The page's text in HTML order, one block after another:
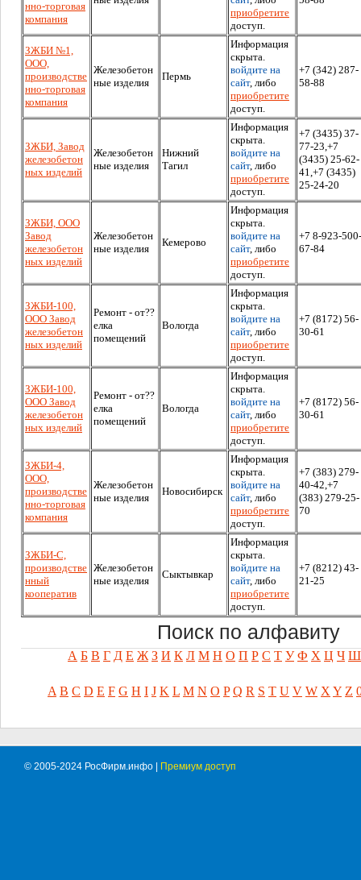
нно-торговая
компания
приобретите
доступ.
ЗЖБИ №1,
ООО,
производстве
нно-торговая
компания
Железобетон
ные изделия
Пермь
Информация
скрыта.
войдите на
сайт, либо
приобретите
доступ.
+7 (342) 287-
58-88
ЗЖБИ, Завод
железобетон
ных изделий
Железобетон
ные изделия
Нижний
Тагил
Информация
скрыта.
войдите на
сайт, либо
приобретите
доступ.
+7 (3435) 37-
77-23,+7
(3435) 25-62-
41,+7 (3435)
25-24-20
ЗЖБИ, ООО
Завод
железобетон
ных изделий
Железобетон
ные изделия
Кемерово
Информация
скрыта.
войдите на
сайт, либо
приобретите
доступ.
+7 8-923-500-
67-84
ЗЖБИ-100,
ООО Завод
железобетон
ных изделий
Ремонт - от??
елка
помещений
Вологда
Информация
скрыта.
войдите на
сайт, либо
приобретите
доступ.
+7 (8172) 56-
30-61
ЗЖБИ-100,
ООО Завод
железобетон
ных изделий
Ремонт - от??
елка
помещений
Вологда
Информация
скрыта.
войдите на
сайт, либо
приобретите
доступ.
+7 (8172) 56-
30-61
ЗЖБИ-4,
ООО,
производстве
нно-торговая
компания
Железобетон
ные изделия
Новосибирск
Информация
скрыта.
войдите на
сайт, либо
приобретите
доступ.
+7 (383) 279-
40-42,+7
(383) 279-25-
70
ЗЖБИ-С,
производстве
нный
кооператив
Железобетон
ные изделия
Сыктывкар
Информация
скрыта.
войдите на
сайт, либо
приобретите
доступ.
+7 (8212) 43-
21-25
Поиск по алфавиту
А Б В Г Д Е Ж З И К Л М Н О П Р С Т У Ф Х Ц Ч Ш
A B C D E F G H I J K L M N O P Q R S T U V W X Y Z
© 2005-2024 РосФирм.инфо | Премиум доступ